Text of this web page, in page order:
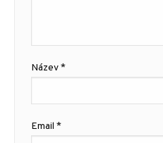
Název*
Email *